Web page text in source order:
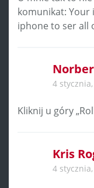
komunikat: Your
iphone to ser all
4
Kliknij u góry
Kris
4